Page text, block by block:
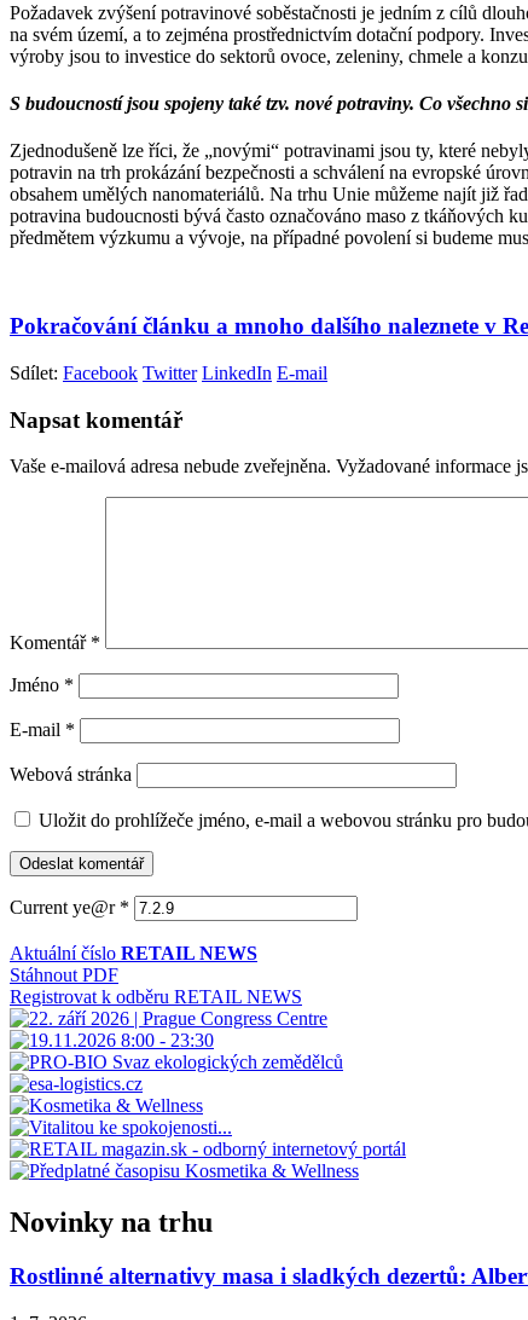
Požadavek zvýšení potravinové soběstačnosti je jedním z cílů
na svém území, a to zejména prostřednictvím dotační podpory.
výroby jsou to investice do sektorů ovoce, zeleniny, chmele a
S budoucností jsou spojeny také tzv. nové potraviny. Co všechno
Zjednodušeně lze říci, že „novými“ potravinami jsou ty, které
potravin na trh prokázání bezpečnosti a schválení na evropské
obsahem umělých nanomateriálů. Na trhu Unie můžeme najít již
potravina budoucnosti bývá často označováno maso z tkáňových
předmětem výzkumu a vývoje, na případné povolení si budeme
Pokračování článku a mnoho dalšího naleznete v
Sdílet: Facebook Twitter LinkedIn E-mail
Napsat komentář
Vaše e-mailová adresa nebude zveřejněna. Vyžadované informace
Komentář *
Jméno *
E-mail *
Webová stránka
Uložit do prohlížeče jméno, e-mail a webovou stránku pro
Current ye@r *
Aktuální číslo RETAIL NEWS
Stáhnout PDF
Registrovat k odběru RETAIL NEWS
Novinky na trhu
Rostlinné alternativy masa i sladkých dezertů: